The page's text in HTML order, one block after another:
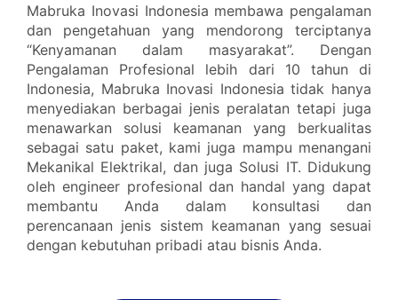
Mabruka Inovasi Indonesia membawa pengalaman
dan pengetahuan yang mendorong terciptanya
“Kenyamanan dalam masyarakat”. Dengan
Pengalaman Profesional lebih dari 10 tahun di
Indonesia, Mabruka Inovasi Indonesia tidak hanya
menyediakan berbagai jenis peralatan tetapi juga
menawarkan solusi keamanan yang berkualitas
sebagai satu paket, kami juga mampu menangani
Mekanikal Elektrikal, dan juga Solusi IT. Didukung
oleh engineer profesional dan handal yang dapat
membantu Anda dalam konsultasi dan
perencanaan jenis sistem keamanan yang sesuai
dengan kebutuhan pribadi atau bisnis Anda.